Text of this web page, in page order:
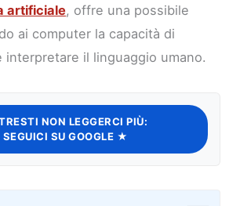
artificiale, offre una possibile
ai computer la capacità di
interpretare il linguaggio umano.
NON LEGGERCI PIÙ:
SEGUICI SU GOOGLE ★